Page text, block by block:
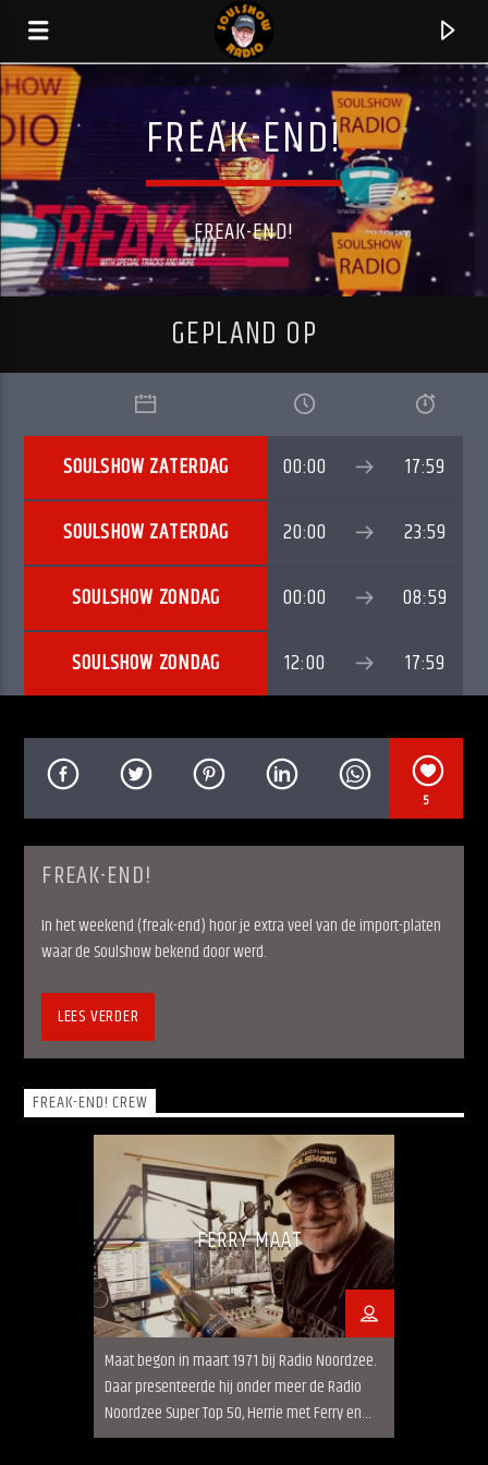
PLAY IT WRONG
BUZZEAR
FREAK-END!
FREAK-END!
GEPLAND OP
SOULSHOW ZATERDAG 00:00 17:59
SOULSHOW ZATERDAG 20:00 23:59
SOULSHOW ZONDAG 00:00 08:59
SOULSHOW ZONDAG 12:00 17:59
5
FREAK-END!
In het weekend (freak-end) hoor je extra veel van de import-platen
waar de Soulshow bekend door werd.
LEES VERDER
FREAK-END! CREW
FERRY MAAT
Maat begon in maart 1971 bij Radio Noordzee.
Daar presenteerde hij onder meer de Radio
Noordzee Super Top 50, Herrie met Ferry en
een programma met soulmuziek op de